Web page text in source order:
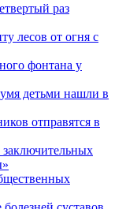
раз
лесов от огня с
фонтана у
детьми нашли в
отправятся в